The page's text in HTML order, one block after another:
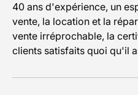
40 ans d'expérience, un
vente, la location et la
vente irréprochable, la
clients satisfaits quoi qu'il